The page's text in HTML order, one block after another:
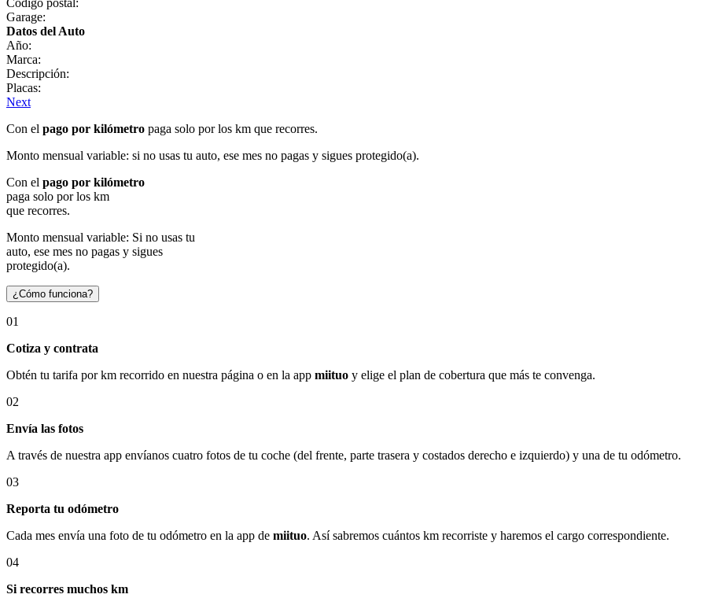
Garage:
Datos del Auto
Año:
Marca:
Descripción:
Placas:
Next
Con el pago por kilómetro paga solo por los km que recorres.
Monto mensual variable: si no usas tu auto, ese mes no pagas y sigues protegido(a).
Con el pago por kilómetro
paga solo por los km
que recorres.
Monto mensual variable: Si no usas tu
auto, ese mes no pagas y sigues
protegido(a).
¿Cómo funciona?
01
Cotiza y contrata
Obtén tu tarifa por km recorrido en nuestra página o en la app miituo y elige el plan de cobertura que más te convenga.
02
Envía las fotos
A través de nuestra app envíanos cuatro fotos de tu coche (del frente, parte trasera y costados derecho e izquierdo) y una de tu odómetro.
03
Reporta tu odómetro
Cada mes envía una foto de tu odómetro en la app de miituo. Así sabremos cuántos km recorriste y haremos el cargo correspondiente.
04
Si recorres muchos km